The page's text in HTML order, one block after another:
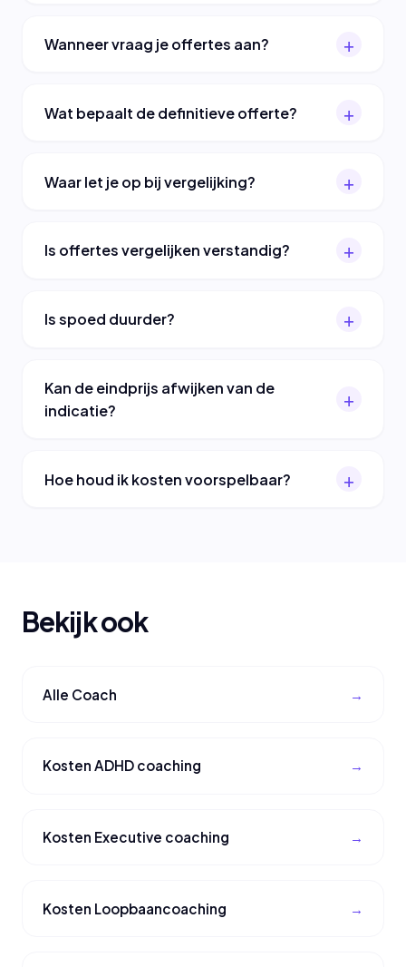
Wanneer vraag je offertes aan?
Wat bepaalt de definitieve offerte?
Waar let je op bij vergelijking?
Is offertes vergelijken verstandig?
Is spoed duurder?
Kan de eindprijs afwijken van de
indicatie?
Hoe houd ik kosten voorspelbaar?
Bekijk ook
Alle Coach
Kosten ADHD coaching
Kosten Executive coaching
Kosten Loopbaancoaching